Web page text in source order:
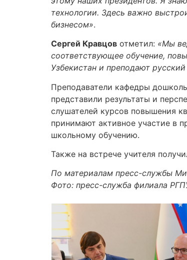
технологии. Здесь важно
бизнесом».
Сергей Кравцов отметил: «Мы
соответствующее обучение,
Узбекистан и преподают
Преподаватели кафедры
представили результаты и
слушателей курсов повышения
принимают активное участие в
школьному обучению.
Также на встрече учителя
По материалам пресс-службы
Фото: пресс-служба филиала